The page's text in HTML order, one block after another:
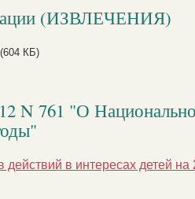
(ИЗВЛЕЧЕНИЯ)
(604 КБ)
N 761 "О
в интересах детей